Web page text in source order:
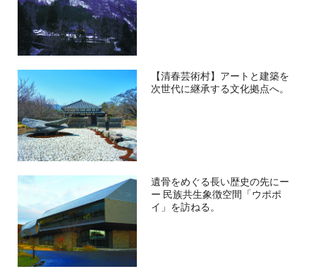
【清春芸術村】アートと建築を
次世代に継承する文化拠点へ。
遺骨をめぐる長い歴史の先にー
ー 民族共生象徴空間「ウポポ
イ」を訪ねる。